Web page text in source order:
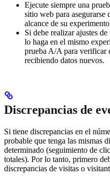
Ejecute siempre una
sitio web para asegurarse
alcance de su
Si debe realizar ajustes
lo haga en el mismo
prueba A/A para verificar
recibiendo datos nuevos.
Discrepancias de
Si tiene discrepancias en el
probable que tenga las mismas
determinado (seguimiento de
totales). Por lo tanto, primero
discrepancias de visitas o